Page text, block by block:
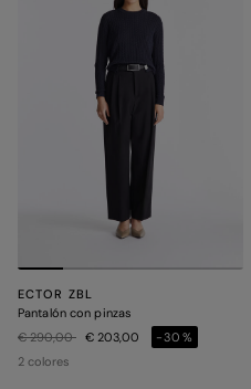
ECTOR ZBL
Pantalón con pinzas
Precio rebajado de
€ 290,00a € 203,00
-30%
2 colores